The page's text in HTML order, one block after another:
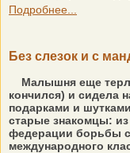
Подробнее...
Без слезок и с
Малышня еще
кончился) и сидела
подарками и
старые знакомцы:
федерации борьбы
международного